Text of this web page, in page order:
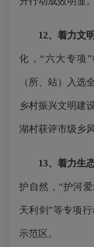
12、着力文
化，“六大专项
（所、站）入选
乡村振兴文明建
湖村获评市级乡
13、着力生
护自然，“护河
天利剑”等专项
示范区。